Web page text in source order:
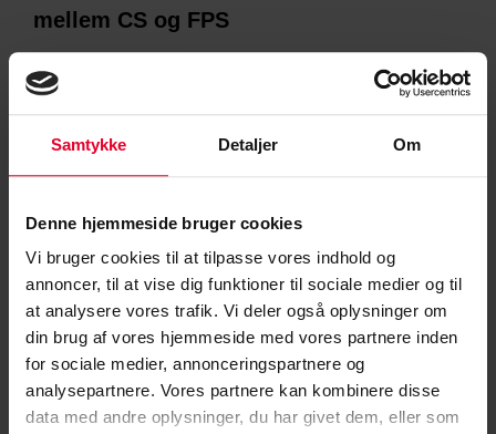
Samtykke Detaljer Om
Denne hjemmeside bruger cookies
Vi bruger cookies til at tilpasse vores indhold og
annoncer, til at vise dig funktioner til sociale medier og til
at analysere vores trafik. Vi deler også oplysninger om
din brug af vores hjemmeside med vores partnere inden
for sociale medier, annonceringspartnere og
analysepartnere. Vores partnere kan kombinere disse
data med andre oplysninger, du har givet dem, eller som
mellem CS og FPS
OK24-forhandlingerne på CS’ militære og civile område er nu
afsluttet, og papirerne er underskrevet. Her kommer en
gennemgang af resultaterne. Husk, at resultaterne beskrevet
Jane Munk 15. marts 2024
NYHEDER